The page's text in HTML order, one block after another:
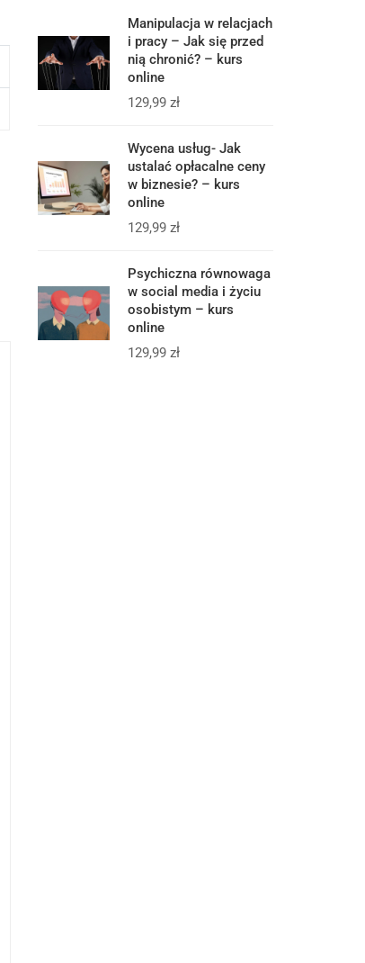
Manipulacja w relacjach
i pracy – Jak się przed
nią chronić? – kurs
online
129,99 zł
Wycena usług- Jak
ustalać opłacalne ceny
w biznesie? – kurs
online
129,99 zł
Psychiczna równowaga
w social media i życiu
osobistym – kurs
online
129,99 zł